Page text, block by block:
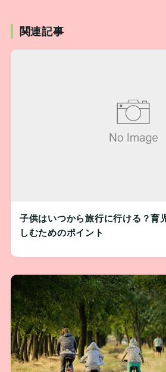
関連記事
子供はいつから旅行に行ける？育
しむためのポイント